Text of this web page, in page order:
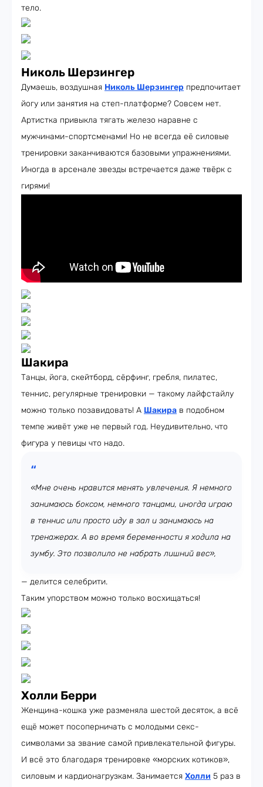
тело.
Николь Шерзингер
Думаешь, воздушная Николь Шерзингер предпочитает
йогу или занятия на степ-платформе? Совсем нет.
Артистка привыкла тягать железо наравне с
мужчинами-спортсменами! Но не всегда её силовые
тренировки заканчиваются базовыми упражнениями.
Иногда в арсенале звезды встречается даже твёрк с
гирями!
Шакира
Танцы, йога, скейтборд, сёрфинг, гребля, пилатес,
теннис, регулярные тренировки — такому лайфстайлу
можно только позавидовать! А Шакира в подобном
темпе живёт уже не первый год. Неудивительно, что
фигура у певицы что надо.
«Мне очень нравится менять увлечения. Я немного
занимаюсь боксом, немного танцами, иногда играю
в теннис или просто иду в зал и занимаюсь на
тренажерах. А во время беременности я ходила на
зумбу. Это позволило не набрать лишний вес»,
— делится селебрити.
Таким упорством можно только восхищаться!
Холли Берри
Женщина-кошка уже разменяла шестой десяток, а всё
ещё может посоперничать с молодыми секс-
символами за звание самой привлекательной фигуры.
И всё это благодаря тренировке «морских котиков»,
силовым и кардионагрузкам. Занимается Холли 5 раз в